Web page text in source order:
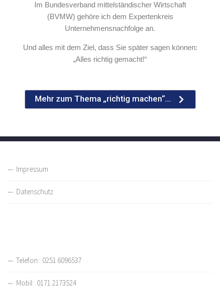
Im Bundesverband mittelständischer Wirtschaft
(BVMW) gehöre ich dem Expertenkreis
Unternehmensnachfolge an.
Und alles mit dem Ziel, dass Sie später sagen können:
„Alles richtig gemacht!“
Mehr zum Thema „richtig machen“…
Impressum
Datenschutz
Telefon : 0251 6096537
Mobil : 0171 2173524